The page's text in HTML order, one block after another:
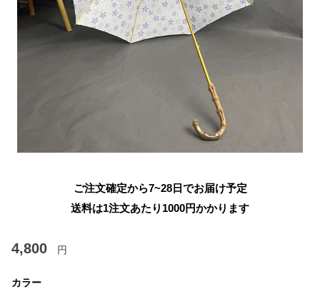
ご注文確定から7~28日でお届け予定
送料は1注文あたり 1000円かかります
4,800 円
カラー